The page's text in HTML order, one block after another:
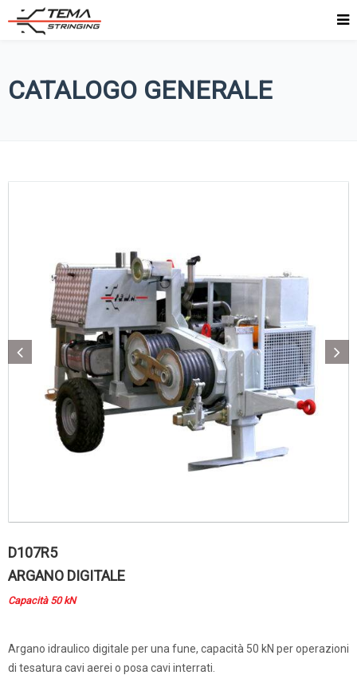
CATALOGO GENERALE
D107R5
ARGANO DIGITALE
Capacità 50 kN
Argano idraulico digitale per una fune, capacità 50 kN per operazioni
di tesatura cavi aerei o posa cavi interrati.